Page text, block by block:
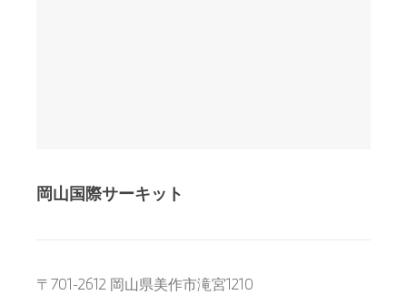
岡山国際サーキット
〒701-2612 岡山県美作市滝宮1210